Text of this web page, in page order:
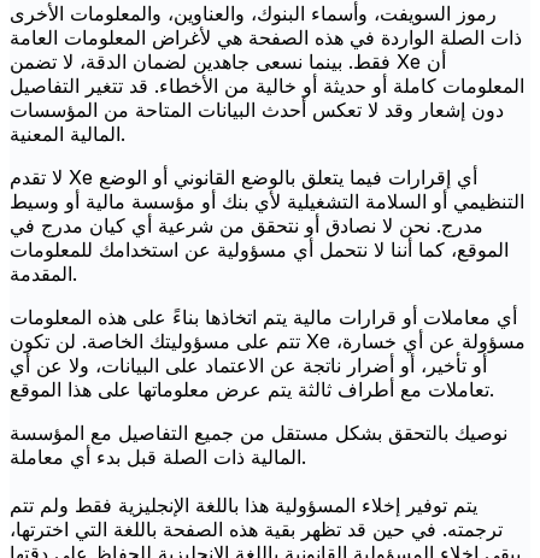
رموز السويفت، وأسماء البنوك، والعناوين، والمعلومات الأخرى
ذات الصلة الواردة في هذه الصفحة هي لأغراض المعلومات العامة
فقط. بينما نسعى جاهدين لضمان الدقة، لا تضمن Xe أن
المعلومات كاملة أو حديثة أو خالية من الأخطاء. قد تتغير التفاصيل
دون إشعار وقد لا تعكس أحدث البيانات المتاحة من المؤسسات
المالية المعنية.
لا تقدم Xe أي إقرارات فيما يتعلق بالوضع القانوني أو الوضع
التنظيمي أو السلامة التشغيلية لأي بنك أو مؤسسة مالية أو وسيط
مدرج. نحن لا نصادق أو نتحقق من شرعية أي كيان مدرج في
الموقع، كما أننا لا نتحمل أي مسؤولية عن استخدامك للمعلومات
المقدمة.
أي معاملات أو قرارات مالية يتم اتخاذها بناءً على هذه المعلومات
تتم على مسؤوليتك الخاصة. لن تكون Xe مسؤولة عن أي خسارة،
أو تأخير، أو أضرار ناتجة عن الاعتماد على البيانات، ولا عن أي
تعاملات مع أطراف ثالثة يتم عرض معلوماتها على هذا الموقع.
نوصيك بالتحقق بشكل مستقل من جميع التفاصيل مع المؤسسة
المالية ذات الصلة قبل بدء أي معاملة.
يتم توفير إخلاء المسؤولية هذا باللغة الإنجليزية فقط ولم تتم
ترجمته. في حين قد تظهر بقية هذه الصفحة باللغة التي اخترتها،